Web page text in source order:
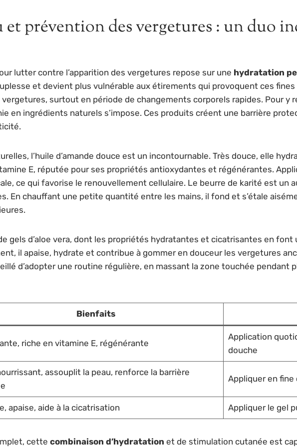
prévention des vergetures : un duo
lutter contre l’apparition des vergetures repose sur une hydratation
et devient plus vulnérable aux étirements qui provoquent ces
surtout en période de changements corporels rapides. Pour y
en ingrédients naturels s’impose. Ces produits créent une barrière
l’huile d’amande douce est un incontournable. Très douce, elle
E, réputée pour ses propriétés antioxydantes et régénérantes.
ce qui favorise le renouvellement cellulaire. Le beurre de karité est un
En chauffant une petite quantité entre les mains, il fond et s’étale
gels d’aloe vera, dont les propriétés hydratantes et cicatrisantes en
il apaise, hydrate et contribue à gommer en douceur les vergetures
d’adopter une routine régulière, en massant la zone touchée pendant
Bienfaits
riche en vitamine E, régénérante
Application
douche
assouplit la peau, renforce la barrière
Appliquer en
apaise, aide à la cicatrisation Appliquer le gel
cette combinaison d’hydratation et de stimulation cutanée est